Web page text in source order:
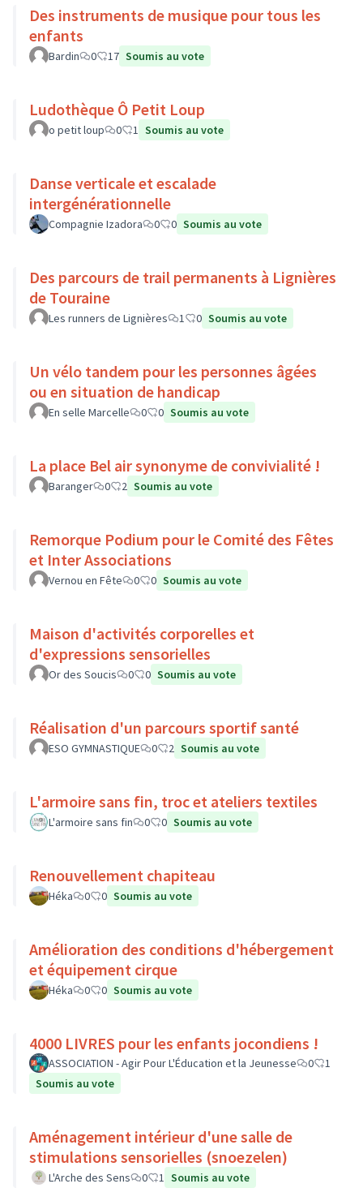
Des instruments de musique pour tous les
enfants
Bardin 0 17 Soumis au vote
Ludothèque Ô Petit Loup
o petit loup 0 1 Soumis au vote
Danse verticale et escalade
intergénérationnelle
Compagnie Izadora 0 0 Soumis au vote
Des parcours de trail permanents à Lignières
de Touraine
Les runners de Lignières 1 0 Soumis au vote
Un vélo tandem pour les personnes âgées
ou en situation de handicap
En selle Marcelle 0 0 Soumis au vote
La place Bel air synonyme de convivialité !
Baranger 0 2 Soumis au vote
Remorque Podium pour le Comité des Fêtes
et Inter Associations
Vernou en Fête 0 0 Soumis au vote
Maison d'activités corporelles et
d'expressions sensorielles
Or des Soucis 0 0 Soumis au vote
Réalisation d'un parcours sportif santé
ESO GYMNASTIQUE 0 2 Soumis au vote
L'armoire sans fin, troc et ateliers textiles
L'armoire sans fin 0 0 Soumis au vote
Renouvellement chapiteau
Héka 0 0 Soumis au vote
Amélioration des conditions d'hébergement
et équipement cirque
Héka 0 0 Soumis au vote
4000 LIVRES pour les enfants jocondiens !
ASSOCIATION - Agir Pour L'Éducation et la Jeunesse 0
1
Soumis au vote
Aménagement intérieur d'une salle de
stimulations sensorielles (snoezelen)
L'Arche des Sens 0 1 Soumis au vote